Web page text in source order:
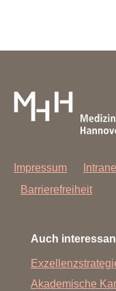
Impressum
Barrierefreiheit
Auch
Akademische